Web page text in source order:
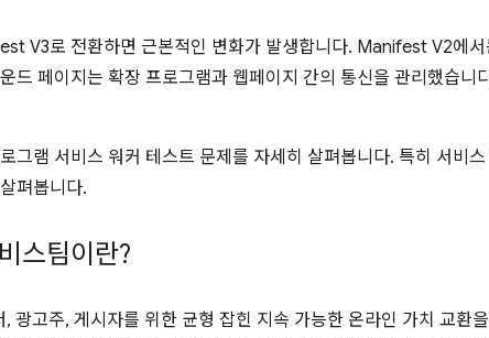
V3로 전환하면 근본적인 변화가 발생합니다. Manifest V2에서
드 페이지는 확장 프로그램과 웹페이지 간의 통신을 관리했습니
그램 서비스 워커 테스트 문제를 자세히 살펴봅니다. 특히 서비
펴봅니다.
스팀이란?
광고주, 게시자를 위한 균형 잡힌 지속 가능한 온라인 가치 교환